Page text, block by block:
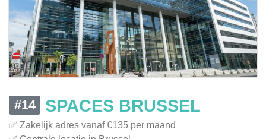
#14 SPACES BRUSSEL
✅ Zakelijk adres vanaf €135 per maand